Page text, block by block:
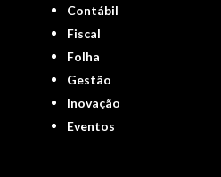
Contábil
Fiscal
Folha
Gestão
Inovação
Eventos